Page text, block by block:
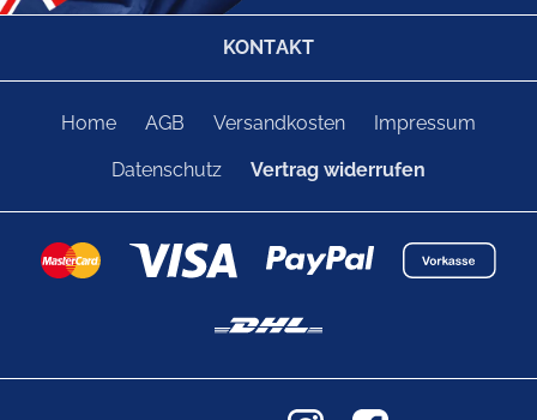
KONTAKT
Home AGB Versandkosten Impressum
Datenschutz Vertrag widerrufen